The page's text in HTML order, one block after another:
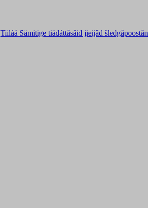
Tiiláá Sämitige tiäđáttâsâid jieijâd šleđgâpoostân